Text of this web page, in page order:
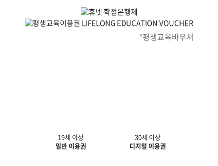
*평생교육바우처
19세 이상
일반 이용권
30세 이상
디지털 이용권